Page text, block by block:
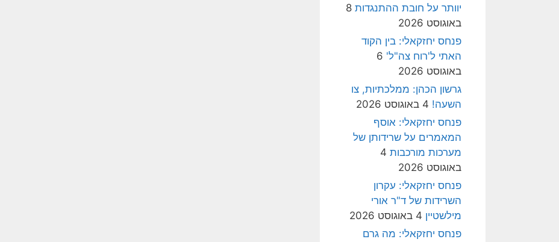
יוותר על חובת ההתנגדות 8
באוגוסט 2026
פנחס יחזקאלי: בין הקוד
האתי ל'רוח צה"ל' 6
באוגוסט 2026
גרשון הכהן: ממלכתיות, צו
השעה! 4 באוגוסט 2026
פנחס יחזקאלי: אוסף
המאמרים על שרידותן של
מערכות מורכבות 4
באוגוסט 2026
פנחס יחזקאלי: עקרון
השרידות של ד"ר אורי
מילשטיין 4 באוגוסט 2026
פנחס יחזקאלי: מה גרם